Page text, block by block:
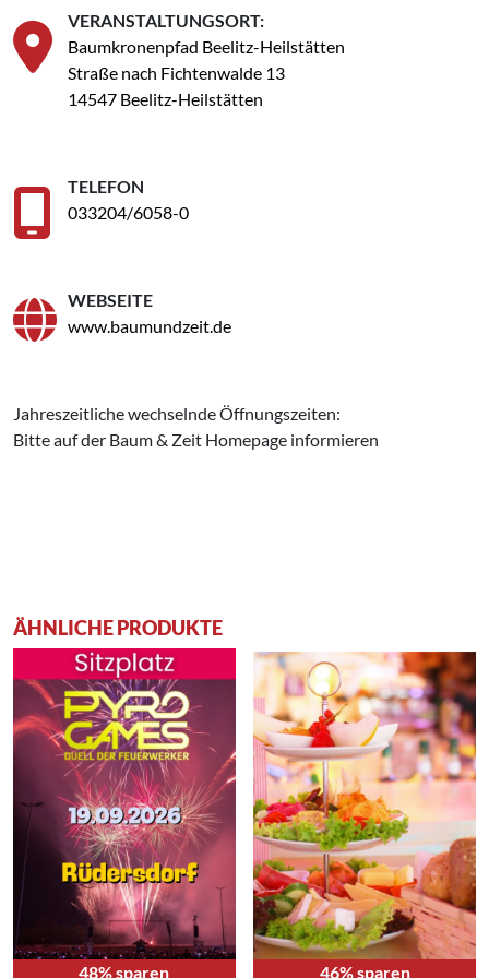
VERANSTALTUNGSORT:
Baumkronenpfad Beelitz-Heilstätten
Straße nach Fichtenwalde 13
14547 Beelitz-Heilstätten
TELEFON
033204/6058-0
WEBSEITE
www.baumundzeit.de
Jahreszeitliche wechselnde Öffnungszeiten:
Bitte auf der Baum & Zeit Homepage informieren
ÄHNLICHE PRODUKTE
48% sparen
46% sparen